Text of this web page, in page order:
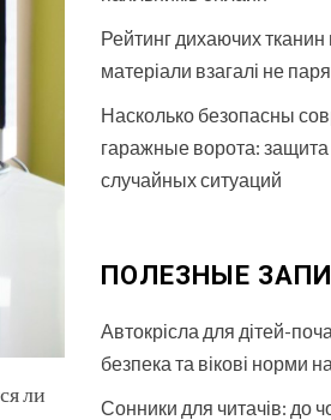
ли
Рейтинг дихаючих тканин
матеріали взагалі не
Насколько безопасны
гаражные ворота: защита
случайных ситуаций
ПОЛЕЗНЫЕ
Автокрісла для дітей-
безпека та вікові норми
Сонники для читачів: до